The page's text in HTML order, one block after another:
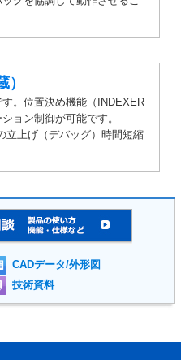
。位置決め機能（INDEXER
ョン制御が可能です。
立上げ（デバッグ）時間短縮
CADデータ/外形図
技術資料